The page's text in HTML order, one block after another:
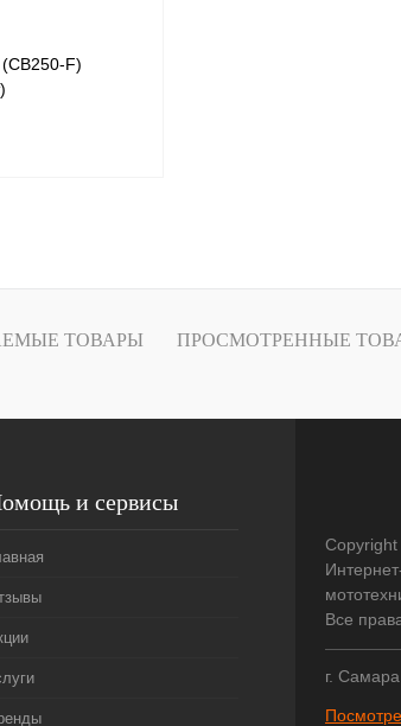
F)
ТОВАРЫ ПРОСМОТРЕННЫЕ
и сервисы
Все
г.